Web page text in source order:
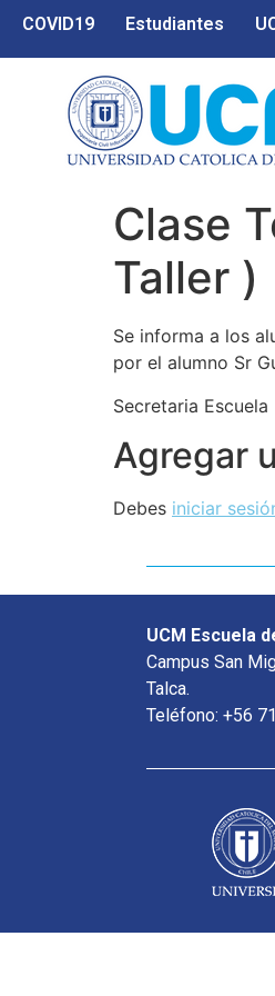
COVID19 Estudiantes
Clase
Taller )
Se informa a los
por el alumno Sr
Secretaria Escuela
Agregar
Debes iniciar
UCM Escuela
Campus San
Talca.
Teléfono: +56